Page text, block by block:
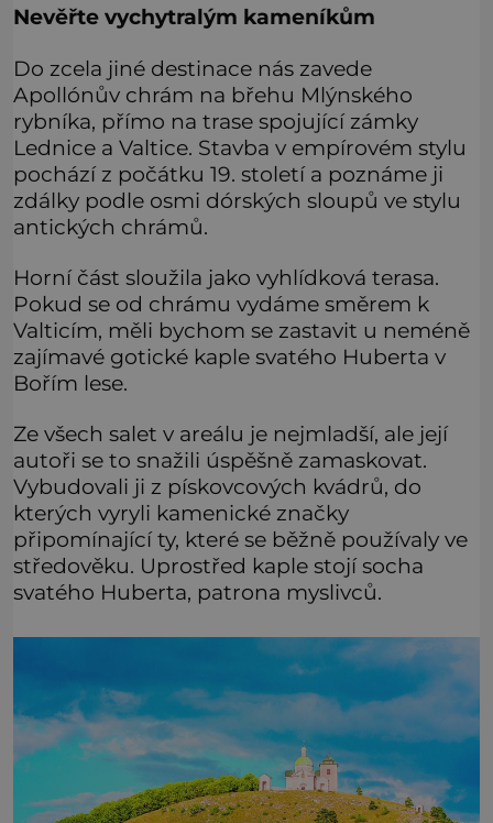
Nevěřte vychytralým kameníkům
Do zcela jiné destinace nás zavede
Apollónův chrám na břehu Mlýnského
rybníka, přímo na trase spojující zámky
Lednice a Valtice. Stavba v empírovém stylu
pochází z počátku 19. století a poznáme ji
zdálky podle osmi dórských sloupů ve stylu
antických chrámů.
Horní část sloužila jako vyhlídková terasa.
Pokud se od chrámu vydáme směrem k
Valticím, měli bychom se zastavit u neméně
zajímavé gotické kaple svatého Huberta v
Bořím lese.
Ze všech salet v areálu je nejmladší, ale její
autoři se to snažili úspěšně zamaskovat.
Vybudovali ji z pískovcových kvádrů, do
kterých vyryli kamenické značky
připomínající ty, které se běžně používaly ve
středověku. Uprostřed kaple stojí socha
svatého Huberta, patrona myslivců.